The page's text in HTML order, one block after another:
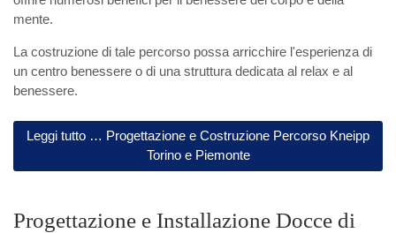
mente.
La costruzione di tale percorso possa arricchire l'esperienza di
un centro benessere o di una struttura dedicata al relax e al
benessere.
Leggi tutto … Progettazione e Costruzione Percorso Kneipp
Torino e Piemonte
Progettazione e Installazione Docce di